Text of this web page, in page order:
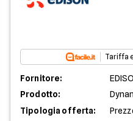
Tariffa
Fornitore:
Prodotto:
Tipologia offerta: